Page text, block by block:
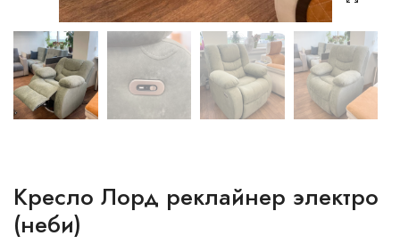
Ваш город: Минск Гомель Брест Гродно
Могилев
Сморгонь
Кресло Лорд реклайнер электро
(неби)